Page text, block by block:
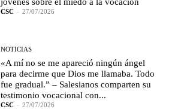
jóvenes sobre el miedo a la vocación
CSC - 27/07/2026
NOTICIAS
«A mí no se me apareció ningún ángel
para decirme que Dios me llamaba. Todo
fue gradual.” – Salesianos comparten su
testimonio vocacional con...
CSC - 27/07/2026